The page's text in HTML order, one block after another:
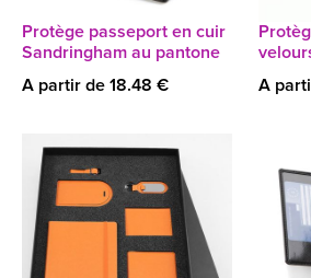
Protège passeport en cuir
Sandringham au pantone
A partir de 18.48 €
A